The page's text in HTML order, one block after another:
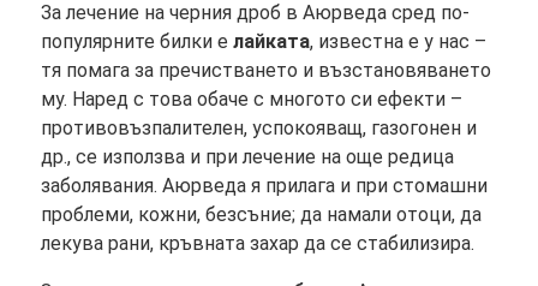
За лечение на черния дроб в Аюрведа сред по-
популярните билки елайката, известна е у нас –
тя помага за пречистването и възстановяването
му. Наред с това обаче с многото си ефекти –
противовъзпалителен, успокояващ, газогонен и
др., се използва и при лечение на още редица
заболявания. Аюрведа я прилага и при стомашни
проблеми, кожни, безсъние; да намали отоци, да
лекува рани, кръвната захар да се стабилизира.